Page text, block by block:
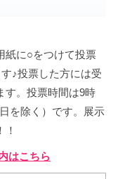
紙に○をつけて投票
♪投票した方には受
す。投票時間は9時
を除く）です。展示
はこちら